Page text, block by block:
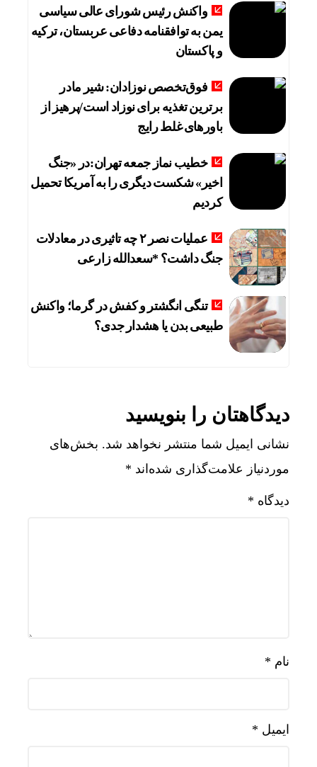
واکنش رئیس شورای عالی سیاسی
یمن به توافقنامه دفاعی عربستان، ترکیه
و پاکستان
فوق‌تخصص نوزادان: شیر مادر
برترین تغذیه برای نوزاد است/پرهیز از
باورهای غلط رایج
خطیب نماز جمعه تهران:در «جنگ
اخیر» شکست دیگری را به آمریکا تحمیل
کردیم
عملیات نصر ۲ چه تاثیری در معادلات
جنگ داشت؟ *سعدالله زارعی
تنگی انگشتر و کفش در گرما؛ واکنش
طبیعی بدن یا هشدار جدی؟
دیدگاهتان را بنویسید
نشانی ایمیل شما منتشر نخواهد شد. بخش‌های
موردنیاز علامت‌گذاری شده‌اند *
دیدگاه *
نام *
ایمیل *